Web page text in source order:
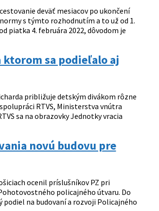
deväť mesiacov po ukončení
s týmto rozhodnutím a to už od 1.
piatka 4. februára 2022, dôvodom je
ktorom sa podieľalo aj
približuje detským divákom rôzne
RTVS, Ministerstva vnútra
sa na obrazovky Jednotky vracia
novú budovu pre
ocenil príslušníkov PZ pri
policajného útvaru. Do
podiel na budovaní a rozvoji Policajného